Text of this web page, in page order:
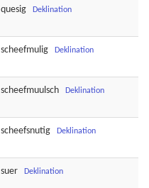
quesig Deklination
scheefmulig Deklination
scheefmuulsch Deklination
scheefsnutig Deklination
suer Deklination